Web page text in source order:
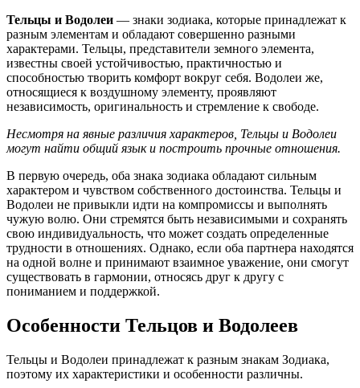
Тельцы и Водолеи — знаки зодиака, которые принадлежат к
разным элементам и обладают совершенно разными
характерами. Тельцы, представители земного элемента,
известны своей устойчивостью, практичностью и
способностью творить комфорт вокруг себя. Водолеи же,
относящиеся к воздушному элементу, проявляют
независимость, оригинальность и стремление к свободе.
Несмотря на явные различия характеров, Тельцы и Водолеи
могут найти общий язык и построить прочные отношения.
В первую очередь, оба знака зодиака обладают сильным
характером и чувством собственного достоинства. Тельцы и
Водолеи не привыкли идти на компромиссы и выполнять
чужую волю. Они стремятся быть независимыми и сохранять
свою индивидуальность, что может создать определенные
трудности в отношениях. Однако, если оба партнера находятся
на одной волне и принимают взаимное уважение, они смогут
существовать в гармонии, относясь друг к другу с
пониманием и поддержкой.
Особенности Тельцов и Водолеев
Тельцы и Водолеи принадлежат к разным знакам Зодиака,
поэтому их характеристики и особенности различны.